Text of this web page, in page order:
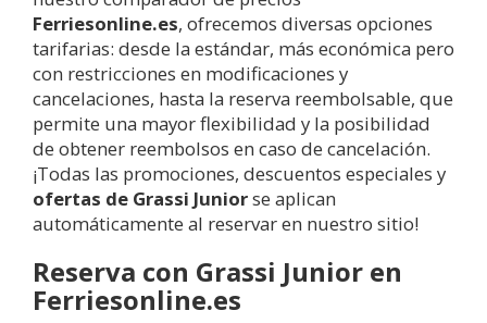
Ferriesonline.es, ofrecemos diversas opciones
tarifarias: desde la estándar, más económica pero
con restricciones en modificaciones y
cancelaciones, hasta la reserva reembolsable, que
permite una mayor flexibilidad y la posibilidad
de obtener reembolsos en caso de cancelación.
¡Todas las promociones, descuentos especiales y
ofertas de Grassi Juniorse aplican
automáticamente al reservar en nuestro sitio!
Reserva con Grassi Junior en
Ferriesonline.es